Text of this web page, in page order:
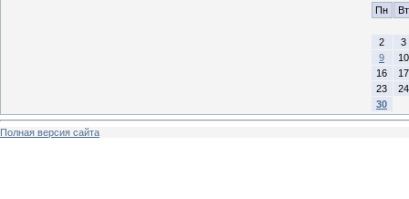
Пн
Вт
2
3
9
10
16
17
23
24
30
Полная версия сайта